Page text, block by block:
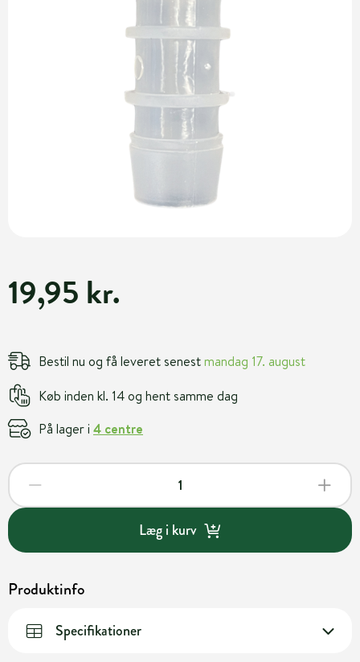
19,95 kr.
Bestil nu og få leveret senestmandag 17. august
Køb inden kl. 14 og hent samme dag
På lager i 4 centre
Læg i kurv
Produktinfo
Specifikationer